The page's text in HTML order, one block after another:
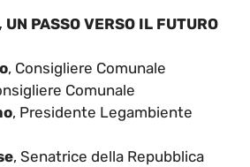
PASSO VERSO IL FUTURO
, Consigliere Comunale
Comunale
, Presidente Legambiente
, Senatrice della Repubblica